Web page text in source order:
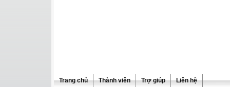
Trang chủ Thành viên Trợ giúp Liên hệ